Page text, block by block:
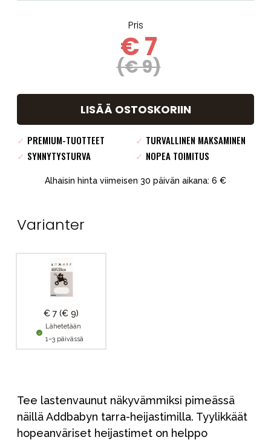
Pris
€ 7
(€ 9)
LISÄÄ OSTOSKORIIN
✓ PREMIUM-TUOTTEET ✓ TURVALLINEN MAKSAMINEN
✓ SYNNYTYSTURVA ✓ NOPEA TOIMITUS
Alhaisin hinta viimeisen 30 päivän aikana: 6 €
Varianter
€ 7 (€ 9)
Lähetetään
1–3 päivässä
Tee lastenvaunut näkyvämmiksi pimeässä
näillä Addbabyn tarra-heijastimilla. Tyylikkäät
hopeanväriset heijastimet on helppo